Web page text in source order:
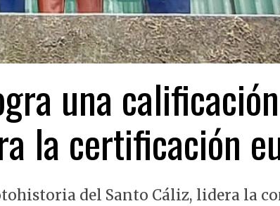
una calificación
la certificación
del Santo Cáliz, lidera la